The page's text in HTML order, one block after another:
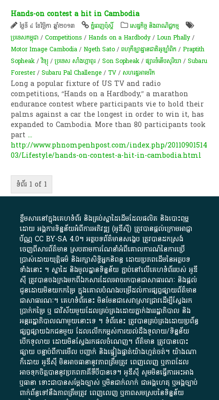
Hands-on contest a hit in Cambodia
ថ្ងៃទី ៤ ខែវិច្ឆិកា ឆ្នាំ២០១៣ ភ្នំពេញប៉ុស្តិ៍
សេដ្ឋកិច្ច និងពាណិជ្ជកម្ម
ប្រទេសកម្ពុជា /Competitions /Hands on a Hardbody /Loun Phally /
Motor Image Cambodia /Ngeth Sato /ពហុកីឡាដ្ឋានជាតិអូឡាំពិក /Praptith
Sopheak /វិទ្យុ /ប្រទេស សាំងហ្គាពួរ /Son Sopheak /ផ្សារទំនើបសូរិយា /Subaru
Forester/Subaru Pal Challenge /TV /សហរដ្ឋអាមេរិក
Long a popular fixture of US TV and radio
competitions, “Hands on a Hardbody,” a marathon
endurance contest where participants vie to hold their
palms against a car the longest in order to win it, has
expanded to Cambodia. More than 80 participants took
part...
http://www.phnompenhpost.com/index.php/20110901514
03/Lifestyle/hands-on-contest-a-hit-in-cambodia.html
ទំព័រ 1 of 1
ខ្លឹមសារ​នៅ​ក្នុង​គេហទំព័រ និង​គ្រប់​ស្នា​ដៃ​ដើម​ដែល​ផលិត​ និង​បោះពុម្ព​
ដោយ​ អង្គការ​ទិន្នន័យ​អំពី​ការអភិវឌ្ឍ​​ (អូ​ឌី​ស៊ី)​ ត្រូវ​បាន​ផ្តល់​ក្រោម​អាជ្ញា
ប័ណ្ណ​CC BY-SA 4.0។​ អត្ថបទ​ព័ត៌មាន​សង្ខេប​ ត្រូវ​បាន​ដកស្រង់​
ចេញពី​សារព័ត៌មាន ស្របតាមការ​ណែនាំ​អំពី​គោលការណ៍​នៃ​ការ​ប្រើ
ប្រាស់​ដោយ​យុត្តិធម៌​ និង​រក្សាសិទ្ធិអ្នកនិពន្ធ ដោយ​ប្រភពដើម​នៃ​​អត្ថបទ
ទាំង​នោះ​ ។​ ស្នាដៃ​ និង​មូលដ្ឋាន​ទិន្នន័យ ​ភ្ជាប់​នៅ​លើ​គេហទំព័រ​របស់​ អូ​ឌី​
ស៊ី​ ត្រូវ​បាន​ចងក្រង​មក​ពី​ឯកសារ​ដែល​អាច​រក​បានជា​សាធារណៈ​ និង​ផ្តល់​
ជូន​ដោយ​មិន​យក​កម្រៃ​ ក្នុង​គោលបំណង​បម្រើ​ដល់ការ​ផ្សព្វផ្សាយ​ព័ត៌មាន​
ជា​សាធារណៈ​។​ គេហទំព័រ​នេះ​ មិនមែន​ជា​សេវា​ស្រាវជ្រាវ​ដើម្បី​ស្វែងរក
ប្រាក់​កម្រៃ​ ឬ​ ជា​វិស័យ​មួយ​ដែល​គ្រប់គ្រង​ដោយ​ភ្នាក់ងារ​រដ្ឋាភិបាល​ និង ​
អន្តររដ្ឋាភិបាល​ណាមួយ​នោះ​ទេ ​។​ ទំព័រ​នេះ​ ត្រូវ​បាន​គ្រប់គ្រង​ដោយ​ប្រព័ន្ធ​
ផ្សព្វផ្សាយ​ឯកជន​មួយ​ ដែល​លើកកម្ពស់​ការ​យល់​ដឹង​ទូលាយ​/​ទិន្នន័យ​
បើក​ទូលាយ​ ដោយ​មិនស្វែង​រក​ផល​ចំណេញ​។​ ព័ត៌មាន​ ត្រូវ​បាន​បោះ
ផ្សាយ​ បន្ទាប់​ពី​ការ​មើល​ បញ្ជាក់​ និង​ផ្ទៀងផ្ទាត់​យ៉ាង​ហ្មត់ចត់​។​ យ៉ាងណា​
ក៏​ដោយ​ អូ​ឌី​ស៊ី​ មិន​អាច​ធានា​នូវ​ភាព​ត្រឹមត្រូវ​ ពេញលេញ​ ឬ​ភាព​ដែល​
អាច​ទុកចិត្ត​បាននូវ​ប្រភព​ភាគី​ទី​បី​បាន​ទេ​។​ អូ​ឌី​ស៊ី​ សូម​មិន​ធ្វើការ​អះអាង​
ឬ​ធានា​ ទោះជា​បាន​សម្តែង​ច្បាស់​ ឬ​មិន​ជាក់លាក់​ ជា​អង្គហេតុ​ ឬ​អង្គច្បាប់​
ពាក់ព័ន្ធ​ទៅ​នឹង​ភាព​ត្រឹមត្រូវ​ ពេញលេញ​ ឬ​ភាព​សម​ស្រប​នៃ​ទិន្នន័យ​